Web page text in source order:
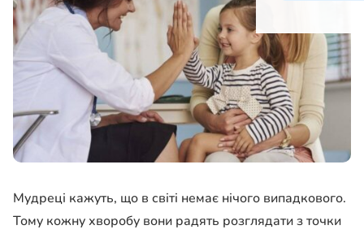
Мудреці кажуть, що в світі немає нічого випадкового.
Тому кожну хворобу вони радять розглядати з точки